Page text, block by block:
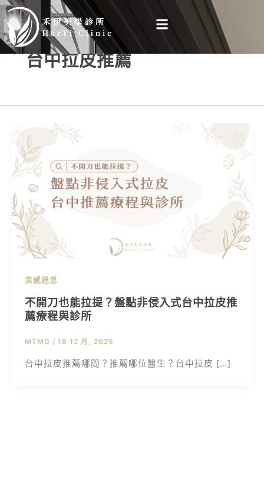
跳
至
主
台中拉皮推薦
美感迷思
不開刀也能拉提？盤點非侵入式台中拉皮推
薦療程與診所
MTMG / 18 12 月, 2025
台中拉皮推薦哪間？推薦哪位醫生？台中拉皮 […]